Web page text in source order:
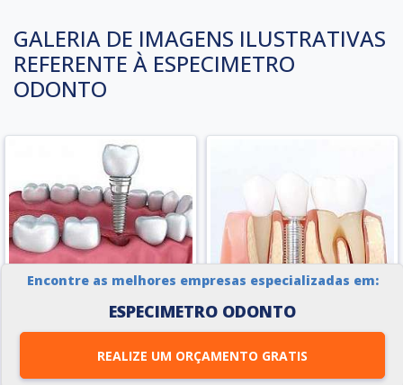
Encontre as melhores empresas especializadas em:
ESPECIMETRO ODONTO
REALIZE UM ORÇAMENTO GRATIS
GALERIA DE IMAGENS ILUSTRATIVAS
REFERENTE À ESPECIMETRO
ODONTO